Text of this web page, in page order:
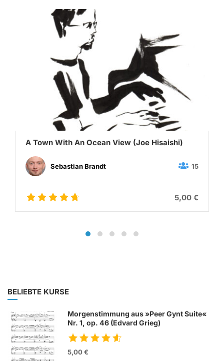
A Town With An Ocean View (Joe Hisaishi)
Sebastian Brandt 15
5,00 €
BELIEBTE KURSE
Morgenstimmung aus »Peer Gynt Suite«
Nr. 1, op. 46 (Edvard Grieg)
5,00 €